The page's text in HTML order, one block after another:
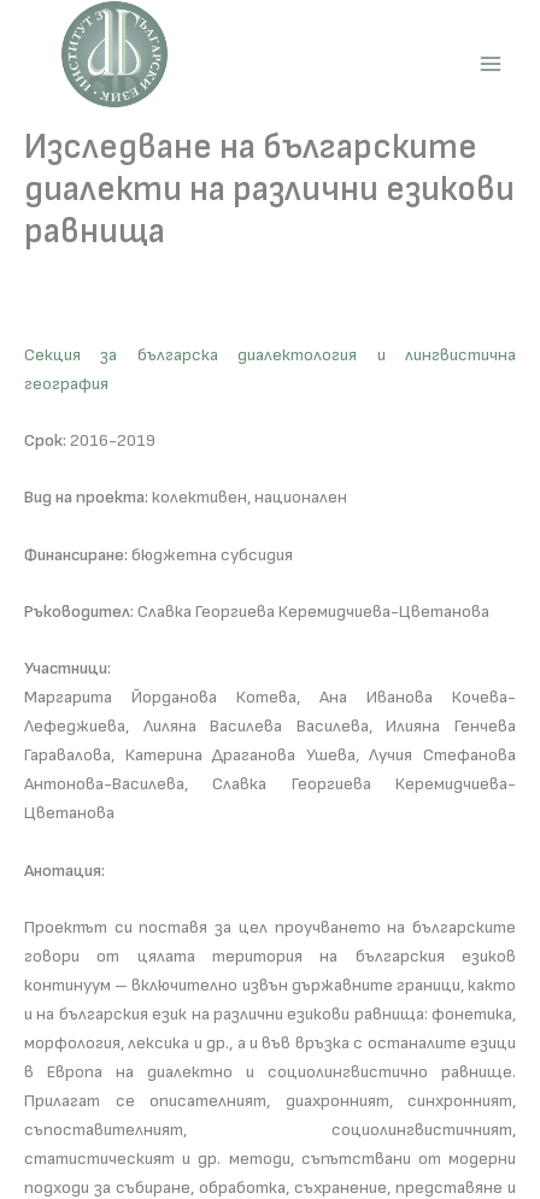
content
Изследване на българските
диалекти на различни езикови
равнища
Секция за българска диалектология и лингвистична
география
Срок: 2016-2019
Вид на проекта: колективен, национален
Финансиране: бюджетна субсидия
Ръководител: Славка Георгиева Керемидчиева-Цветанова
Участници:
Маргарита Йорданова Котева, Ана Иванова Кочева-
Лефеджиева, Лиляна Василева Василева, Илияна Генчева
Гаравалова, Катерина Драганова Ушева, Лучия Стефанова
Антонова-Василева, Славка Георгиева Керемидчиева-
Цветанова
Анотация:
Проектът си поставя за цел проучването на българските
говори от цялата територия на българския езиков
континуум – включително извън държавните граници, както
и на българския език на различни езикови равнища: фонетика,
морфология, лексика и др., а и във връзка с останалите езици
в Европа на диалектно и социолингвистично равнище.
Прилагат се описателният, диахронният, синхронният,
съпоставителният, социолингвистичният,
статистическият и др. методи, съпътствани от модерни
подходи за събиране, обработка, съхранение, представяне и